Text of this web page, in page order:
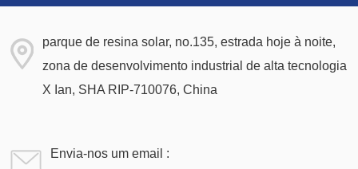
parque de resina solar, no.135, estrada hoje à noite,
zona de desenvolvimento industrial de alta tecnologia
X Ian, SHA RIP-710076, China
Envia-nos um email :